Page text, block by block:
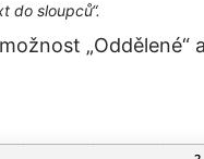
do sloupců“.
„Oddělené“